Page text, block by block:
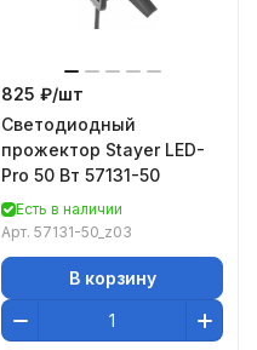
825 ₽/шт
Светодиодный
прожектор Stayer LED-
Pro 50 Вт 57131-50
Есть в наличии
Арт. 57131-50_z03
В корзину